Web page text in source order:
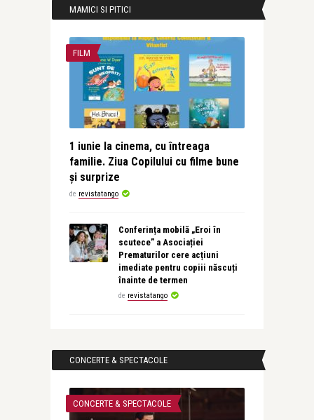
MAMICI SI PITICI
FILM
1 iunie la cinema, cu întreaga
familie. Ziua Copilului cu filme bune
și surprize
de revistatango
Conferința mobilă „Eroi în
scutece” a Asociației
Prematurilor cere acțiuni
imediate pentru copiii născuți
înainte de termen
de revistatango
CONCERTE & SPECTACOLE
CONCERTE & SPECTACOLE